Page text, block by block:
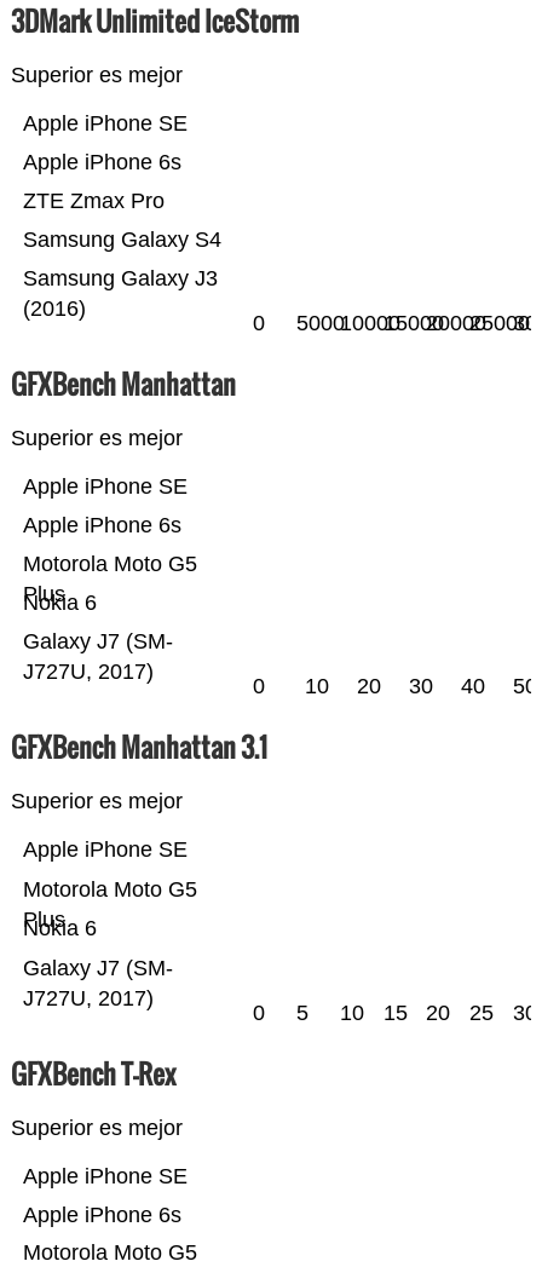
3DMark Unlimited IceStorm
Superior es mejor
Samsung Galaxy J3
(2016)
Samsung Galaxy S4
ZTE Zmax Pro
Apple iPhone 6s
Apple iPhone SE
0 500010000150002000025000
GFXBench Manhattan
Superior es mejor
Galaxy J7 (SM-
J727U, 2017)
Nokia 6
Motorola Moto G5
Plus
Apple iPhone 6s
Apple iPhone SE
0 10 20 30 40 50
GFXBench Manhattan 3.1
Superior es mejor
Galaxy J7 (SM-
J727U, 2017)
Nokia 6
Motorola Moto G5
Plus
Apple iPhone SE
0 5 10 15 20 25 30
GFXBench T-Rex
Superior es mejor
Motorola Moto G5
Apple iPhone 6s
Apple iPhone SE